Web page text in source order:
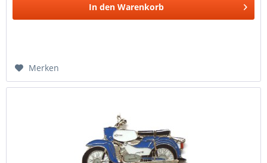
In den Warenkorb
Merken